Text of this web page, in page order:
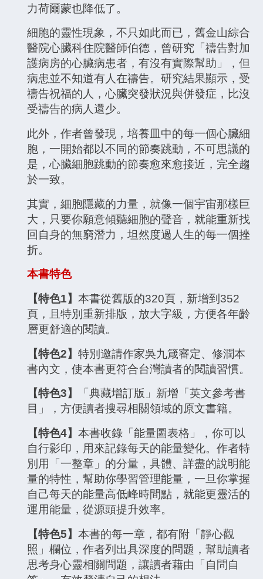
力荷爾蒙也降低了。
細胞的靈性現象，不只如此而已，舊金山綜合
醫院心臟科住院醫師伯德，曾研究「禱告對加
護病房的心臟病患者，有沒有實際幫助」，但
病患並不知道有人在禱告。研究結果顯示，受
禱告祝福的人，心臟突發狀況與併發症，比沒
受禱告的病人還少。
此外，作者曾發現，培養皿中的每一個心臟細
胞，一開始都以不同的節奏跳動，不可思議的
是，心臟細胞跳動的節奏愈來愈接近，完全趨
於一致。
其實，細胞隱藏的力量，就像一個宇宙那樣巨
大，只要你願意傾聽細胞的聲音，就能重新找
回自身的無窮潛力，坦然度過人生的每一個挫
折。
本書特色
【特色1】 本書從舊版的320頁，新增到352
頁，且特別重新排版，放大字級，方便各年齡
層更舒適的閱讀。
【特色2】 特別邀請作家吳九箴審定、修潤本
書內文，使本書更符合台灣讀者的閱讀習慣。
【特色3】
「典藏增訂版」新增「英文參考書
目」，方便讀者搜尋相關領域的原文書籍。
【特色4】 本書收錄「能量圖表格」，你可以
自行影印，用來記錄每天的能量變化。作者特
別用「一整章」的分量，具體、詳盡的說明能
量的特性，幫助你學習管理能量，一旦你掌握
自己每天的能量高低峰時間點，就能更靈活的
運用能量，從源頭提升效率。
【特色5】 本書的每一章，都有附「靜心觀
照」欄位，作者列出具深度的問題，幫助讀者
思考身心靈相關問題，讓讀者藉由「自問自